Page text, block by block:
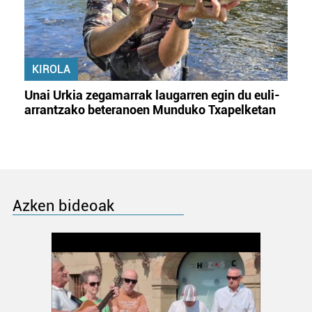
KIROLA
Unai Urkia zegamarrak laugarren egin du euli-
arrantzako beteranoen Munduko Txapelketan
Azken bideoak